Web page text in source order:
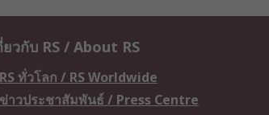
ยวกับ RS / About RS
RS ทั่วโลก / RS Worldwide
ข่าวประชาสัมพันธ์ / Press Centre